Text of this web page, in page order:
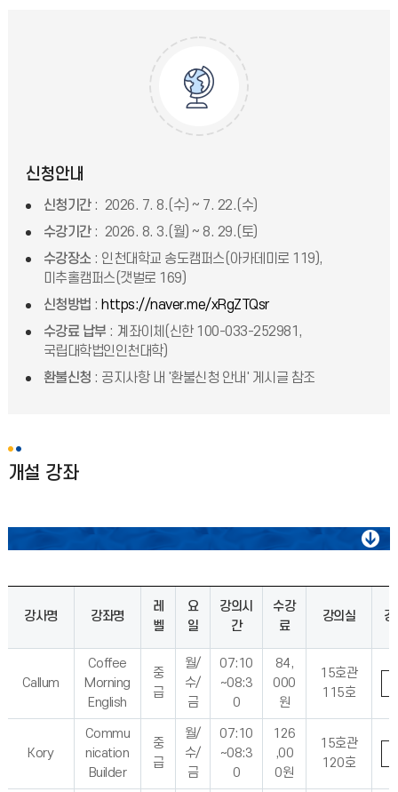
신청안내
신청기간: 2026. 7. 8.(수) ~ 7. 22.(수)
수강기간: 2026. 8. 3.(월) ~ 8. 29.(토)
수강장소 : 인천대학교 송도캠퍼스(아카데미로 119),
미추홀캠퍼스(갯벌로 169)
신청방법 : https://naver.me/xRgZTQsr
수강료 납부 : 계좌이체(신한 100-033-252981,
국립대학법인인천대학)
환불신청 : 공지사항 내 '환불신청 안내' 게시글 참조
개설 강좌
일본어
강사명 강좌명
레
벨
요
일
강의시
간
수강
료
강의실
Callum
Coffee
Morning
English
중
급
월/
수/
금
07:10
~08:3
0
84,
000
원
15호관
115호
Kory
Commu
nication
Builder
중
급
월/
수/
금
07:10
~08:3
0
126
,00
0원
15호관
120호